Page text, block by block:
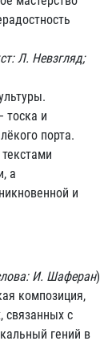
Л. Невзгляд;
тоска и
порта.
а
и
И. Шаферан)
композиция,
связанных с
гений в